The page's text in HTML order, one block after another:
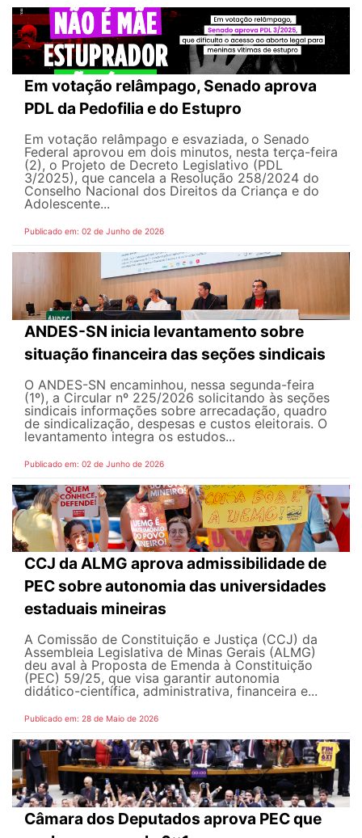
Em votação relâmpago, Senado aprova
PDL da Pedofilia e do Estupro
Em votação relâmpago e esvaziada, o Senado
Federal aprovou em dois minutos, nesta terça-feira
(2), o Projeto de Decreto Legislativo (PDL
3/2025), que cancela a Resolução 258/2024 do
Conselho Nacional dos Direitos da Criança e do
Adolescente...
Publicado em: 02 de Junho de 2026
ANDES-SN inicia levantamento sobre
situação financeira das seções sindicais
O ANDES-SN encaminhou, nessa segunda-feira
(1º), a Circular nº 225/2026 solicitando às seções
sindicais informações sobre arrecadação, quadro
de sindicalização, despesas e custos eleitorais. O
levantamento integra os estudos...
Publicado em: 02 de Junho de 2026
CCJ da ALMG aprova admissibilidade de
PEC sobre autonomia das universidades
estaduais mineiras
A Comissão de Constituição e Justiça (CCJ) da
Assembleia Legislativa de Minas Gerais (ALMG)
deu aval à Proposta de Emenda à Constituição
(PEC) 59/25, que visa garantir autonomia
didático-científica, administrativa, financeira e...
Publicado em: 28 de Maio de 2026
Câmara dos Deputados aprova PEC que